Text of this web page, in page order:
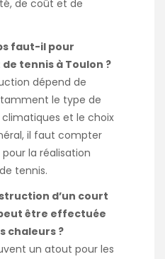
de coût et de
faut-il pour
tennis à Toulon ?
dépend de
le type de
et le choix
il faut compter
la réalisation
tennis.
d’un court
être effectuée
chaleurs ?
un atout pour les